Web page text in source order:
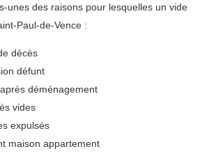
unes des raisons pour lesquelles un vide
Paul-de-Vence :
décès
défunt
déménagement
vides
expulsés
maison appartement